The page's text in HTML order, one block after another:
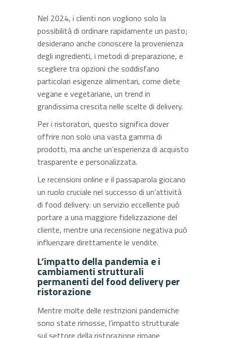
Nel 2024, i clienti non vogliono solo la
possibilità di ordinare rapidamente un pasto;
desiderano anche conoscere la provenienza
degli ingredienti, i metodi di preparazione, e
scegliere tra opzioni che soddisfano
particolari esigenze alimentari, come diete
vegane e vegetariane, un trend in
grandissima crescita nelle scelte di delivery.
Per i ristoratori, questo significa dover
offrire non solo una vasta gamma di
prodotti, ma anche un’esperienza di acquisto
trasparente e personalizzata.
Le recensioni online e il passaparola giocano
un ruolo cruciale nel successo di un’attività
di food delivery: un servizio eccellente può
portare a una maggiore fidelizzazione del
cliente, mentre una recensione negativa può
influenzare direttamente le vendite.
L’impatto della pandemia e i
cambiamenti strutturali
permanenti del food delivery per
ristorazione
Mentre molte delle restrizioni pandemiche
sono state rimosse, l’impatto strutturale
sul settore della ristorazione rimane